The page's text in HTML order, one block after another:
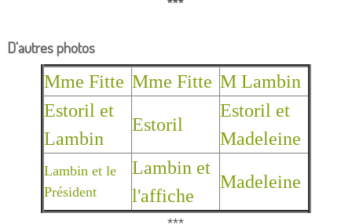
***
D'autres photos
Mme Fitte Mme Fitte M Lambin
Estoril et
Lambin
Estoril
Estoril et
Madeleine
Lambin et le
Président
Lambin et
l'affiche
Madeleine